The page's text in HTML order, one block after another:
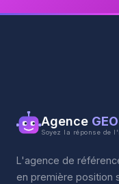
Agence GEO
Soyez la réponse de
L'agence de
en première position